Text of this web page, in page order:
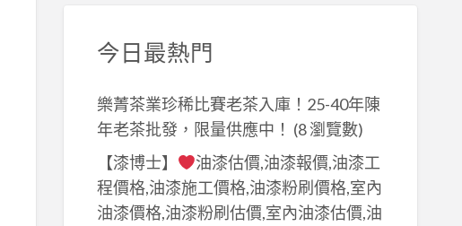
今日最熱門
樂菁茶業珍稀比賽老茶入庫！25-40年陳
年老茶批發，限量供應中！ (8 瀏覽數)
【漆博士】
油漆估價,油漆報價,油漆工
程價格,油漆施工價格,油漆粉刷價格,室內
油漆價格,油漆粉刷估價,室內油漆估價,油